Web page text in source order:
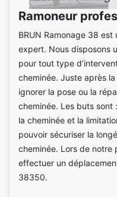
Ramoneur
BRUN Ramonage 38
expert. Nous disposons
pour tout type
cheminée. Juste après
ignorer la pose ou la
cheminée. Les buts sont
la cheminée et la
pouvoir sécuriser la
cheminée. Lors de notre
effectuer un
38350.